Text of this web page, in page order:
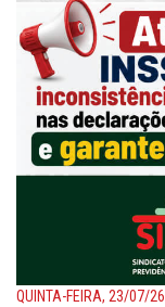
QUINTA-FEIRA, 23/07/26